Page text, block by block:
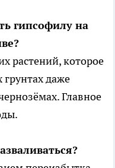
гипсофилу на
растений, которое
грунтах даже
Главное